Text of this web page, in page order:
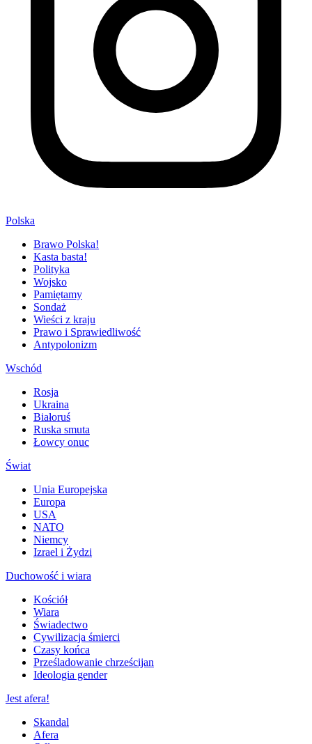
Polska
Brawo Polska!
Kasta basta!
Polityka
Wojsko
Pamiętamy
Sondaż
Wieści z kraju
Prawo i Sprawiedliwość
Antypolonizm
Wschód
Rosja
Ukraina
Białoruś
Ruska smuta
Łowcy onuc
Świat
Unia Europejska
Europa
USA
NATO
Niemcy
Izrael i Żydzi
Duchowość i wiara
Kościół
Wiara
Świadectwo
Cywilizacja śmierci
Czasy końca
Prześladowanie chrześcijan
Ideologia gender
Jest afera!
Skandal
Afera